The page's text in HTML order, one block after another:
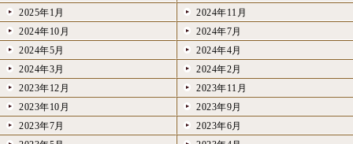
2025年1月
2024年11月
2024年10月
2024年7月
2024年5月
2024年4月
2024年3月
2024年2月
2023年12月
2023年11月
2023年10月
2023年9月
2023年7月
2023年6月